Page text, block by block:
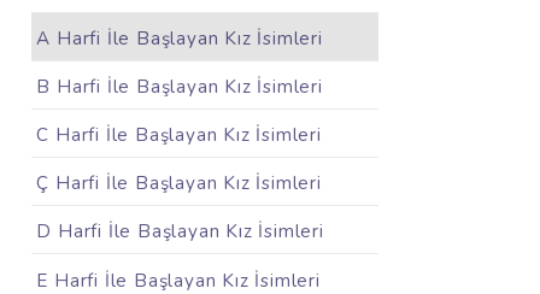
A Harfi İle Başlayan Kız İsimleri
B Harfi İle Başlayan Kız İsimleri
C Harfi İle Başlayan Kız İsimleri
Ç Harfi İle Başlayan Kız İsimleri
D Harfi İle Başlayan Kız İsimleri
E Harfi İle Başlayan Kız İsimleri